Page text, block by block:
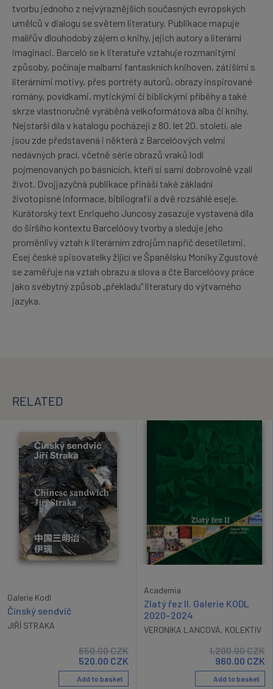
tvorbu jednoho z nejvýraznějších současných evropských
umělců v dialogu se světem literatury. Publikace mapuje
malířův dlouhodobý zájem o knihy, jejich autory a literární
imaginaci. Barceló se k literatuře vztahuje rozmanitými
způsoby, počínaje malbami fantaskních knihoven, zátišími s
literárními motivy, přes portréty autorů, obrazy inspirované
romány, povídkami, mytickými či biblickými příběhy a také
skrze vlastnoručně vyráběná velkoformátová alba či knihy.
Nejstarší díla v katalogu pocházejí z 80. let 20. století, ale
jsou zde představená i některá z Barcelóových velmi
nedávných prací, včetně série obrazů vraků lodí
pojmenovaných po básnících, kteří si sami dobrovolně vzali
život. Dvojjazyčná publikace přináší také základní
životopisné informace, bibliografii a dvě rozsáhlé eseje.
Kurátorský text Enriqueho Juncosy zasazuje vystavená díla
do širšího kontextu Barcelóovy tvorby a sleduje jeho
proměnlivý vztah k literárním zdrojům napříč desetiletími.
Esej české spisovatelky žijící ve Španělsku Moniky Zgustové
se zaměřuje na vztah obrazu a slova a čte Barcelóovy práce
jako svébytný způsob „překladu“ literatury do výtvarného
jazyka.
RELATED
Galerie Kodl
Čínský sendvič
JIŘÍ STRAKA
650.00CZK
520.00 CZK
Add to basket
Academia
Zlatý řez II. Galerie KODL
2020–2024
VERONIKA LANCOVÁ, KOLEKTIV
1,200.00CZK
960.00 CZK
Add to basket